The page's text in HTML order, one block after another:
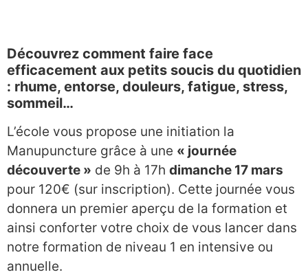
Découvrez comment faire face
efficacement aux petits soucis du quotidien
: rhume, entorse, douleurs, fatigue, stress,
sommeil…
L’école vous propose une initiation la
Manupuncture grâce à une « journée
découverte » de 9h à 17h dimanche 17 mars
pour 120€ (sur inscription). Cette journée vous
donnera un premier aperçu de la formation et
ainsi conforter votre choix de vous lancer dans
notre formation de niveau 1 en intensive ou
annuelle.